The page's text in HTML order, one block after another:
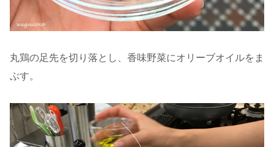
丸鶏の足先を切り落とし、香味野菜にオリーブオイルをま
ぶす。